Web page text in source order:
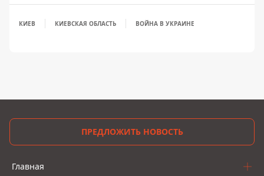
КИЕВ КИЕВСКАЯ ОБЛАСТЬ ВОЙНА В УКРАИНЕ
ПРЕДЛОЖИТЬ НОВОСТЬ
Главная